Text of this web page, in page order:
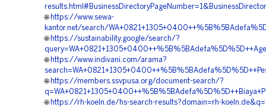
🌐 https://www.sewa-
kantor.net/search/
🌐 https://sustainability.google/search/?
🌐 https://www.indivani.com/arama?
🌐 https://members.ssvpusa.org/document-search/?
🌐 https://rh-koeln.de/hs-search-results?domain=rh-